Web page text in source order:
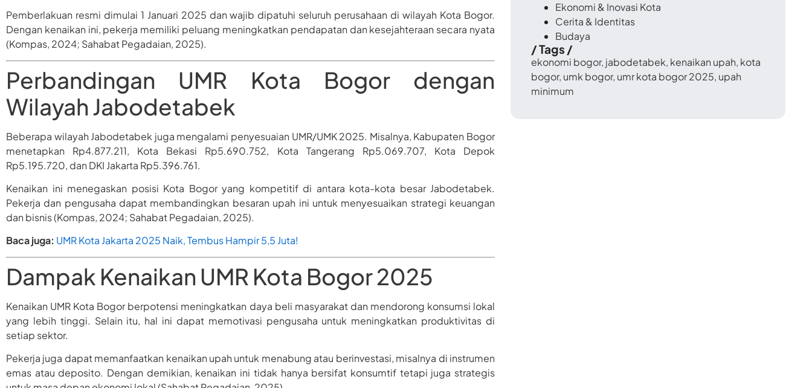
Pemberlakuan resmi dimulai 1 Januari 2025 dan wajib dipatuhi seluruh perusahaan di wilayah Kota Bogor.
Dengan kenaikan ini, pekerja memiliki peluang meningkatkan pendapatan dan kesejahteraan secara nyata
(Kompas, 2024; Sahabat Pegadaian, 2025).
Perbandingan UMR Kota Bogor dengan
Wilayah Jabodetabek
Beberapa wilayah Jabodetabek juga mengalami penyesuaian UMR/UMK 2025. Misalnya, Kabupaten Bogor
menetapkan Rp4.877.211, Kota Bekasi Rp5.690.752, Kota Tangerang Rp5.069.707, Kota Depok
Rp5.195.720, dan DKI Jakarta Rp5.396.761.
Kenaikan ini menegaskan posisi Kota Bogor yang kompetitif di antara kota-kota besar Jabodetabek.
Pekerja dan pengusaha dapat membandingkan besaran upah ini untuk menyesuaikan strategi keuangan
dan bisnis (Kompas, 2024; Sahabat Pegadaian, 2025).
Baca juga: UMR Kota Jakarta 2025 Naik, Tembus Hampir 5,5 Juta!
Dampak Kenaikan UMR Kota Bogor 2025
Kenaikan UMR Kota Bogor berpotensi meningkatkan daya beli masyarakat dan mendorong konsumsi lokal
yang lebih tinggi. Selain itu, hal ini dapat memotivasi pengusaha untuk meningkatkan produktivitas di
setiap sektor.
Pekerja juga dapat memanfaatkan kenaikan upah untuk menabung atau berinvestasi, misalnya di instrumen
emas atau deposito. Dengan demikian, kenaikan ini tidak hanya bersifat konsumtif tetapi juga strategis
Ekonomi & Inovasi Kota
Cerita & Identitas
Budaya
/ Tags /
ekonomi bogor, jabodetabek, kenaikan upah, kota
bogor, umk bogor, umr kota bogor 2025, upah
minimum